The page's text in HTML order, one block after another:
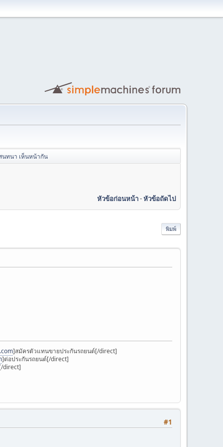
นทนา เห็นหน้ากัน
หัวข้อก่อนหน้า-หัวข้อถัดไป
พิมพ์
]สมัครตัวแทนขายประกันรถยนต์[/direct]
]ต่อประกันรถยนต์[/direct]
direct]
#1